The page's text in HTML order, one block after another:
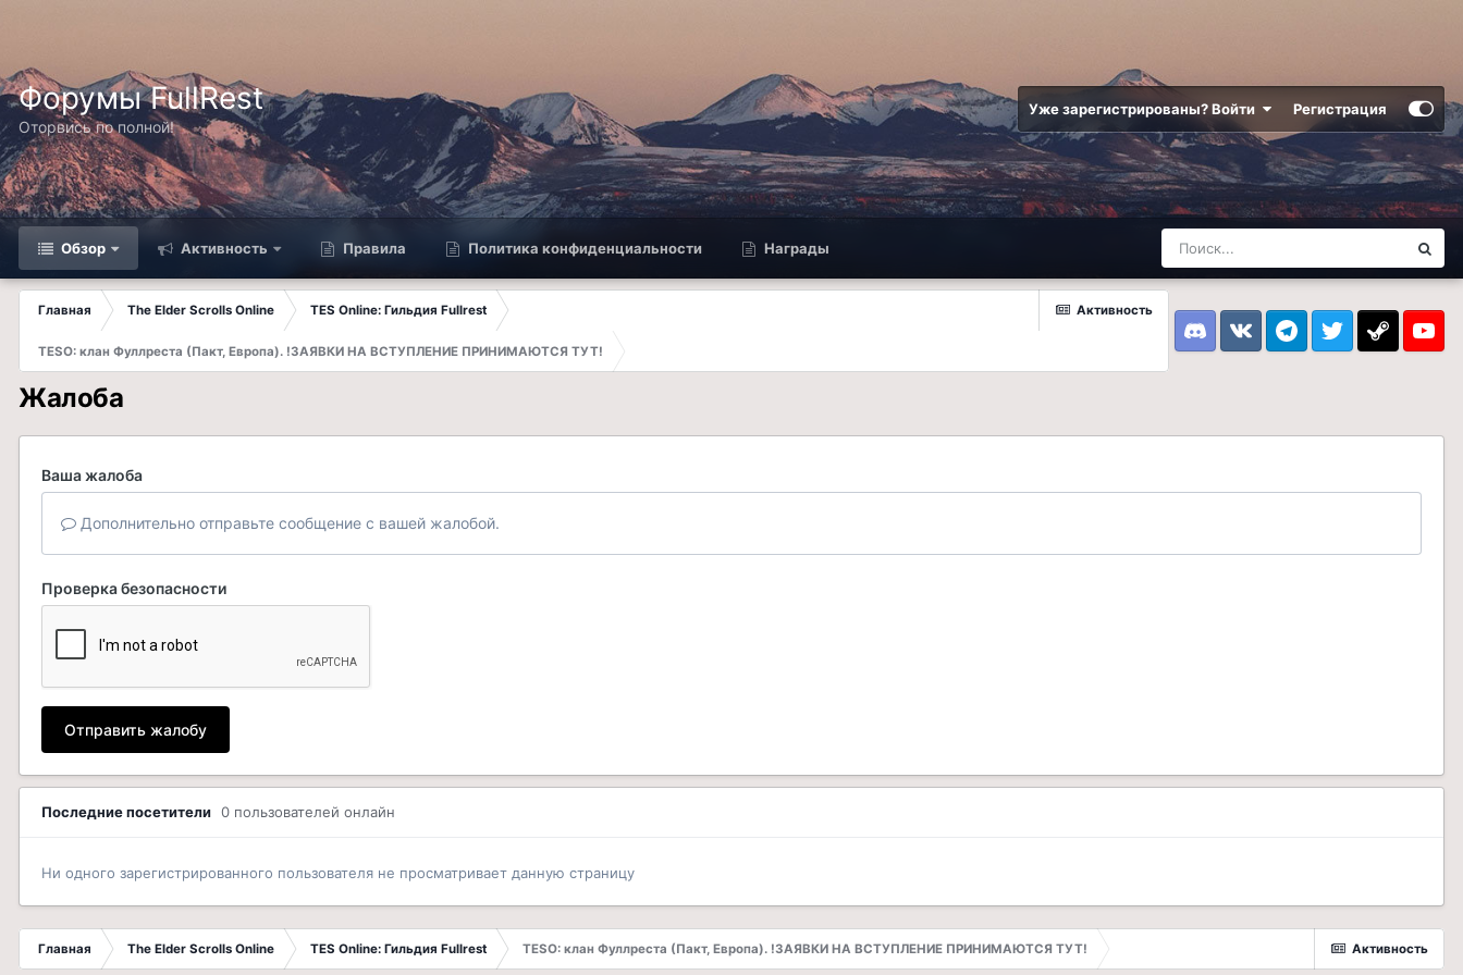
Форумы FullRest
Оторвись по полной!
Уже зарегистрированы? Войти Регистрация
Обзор Активность Правила Политика конфиденциальности Награды
Активность
Главная The Elder Scrolls Online TES Online: Гильдия Fullrest
TESO: клан Фуллреста (Пакт, Европа). !ЗАЯВКИ НА ВСТУПЛЕНИЕ ПРИНИМАЮТСЯ ТУТ! DiscordVK TelegramTwitter Steam
Жалоба
Ваша жалоба
Дополнительно отправьте сообщение с вашей жалобой.
Проверка безопасности
Отправить жалобу
Последние посетители 0 пользователей онлайн
Ни одного зарегистрированного пользователя не просматривает данную страницу
Активность
Главная The Elder Scrolls Online TES Online: Гильдия Fullrest TESO: клан Фуллреста (Пакт, Европа). !ЗАЯВКИ НА ВСТУПЛЕНИЕ ПРИНИМАЮТСЯ ТУТ!